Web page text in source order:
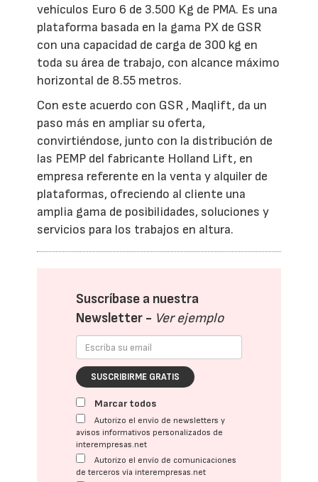
vehículos Euro 6 de 3.500 Kg de PMA. Es una
plataforma basada en la gama PX de GSR
con una capacidad de carga de 300 kg en
toda su área de trabajo, con alcance máximo
horizontal de 8.55 metros.
Con este acuerdo con GSR , Maqlift, da un
paso más en ampliar su oferta,
convirtiéndose, junto con la distribución de
las PEMP del fabricante Holland Lift, en
empresa referente en la venta y alquiler de
plataformas, ofreciendo al cliente una
amplia gama de posibilidades, soluciones y
servicios para los trabajos en altura.
Suscríbase a nuestra
Newsletter - Ver ejemplo
SUSCRIBIRME GRATIS
Marcar todos
Autorizo el envío de newsletters y
avisos informativos personalizados de
interempresas.net
Autorizo el envío de comunicaciones
de terceros vía interempresas.net